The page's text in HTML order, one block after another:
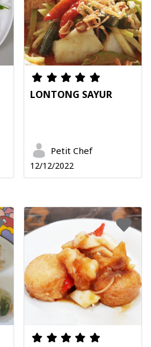
LONTONG SAYUR
Petit Chef
12/12/2022